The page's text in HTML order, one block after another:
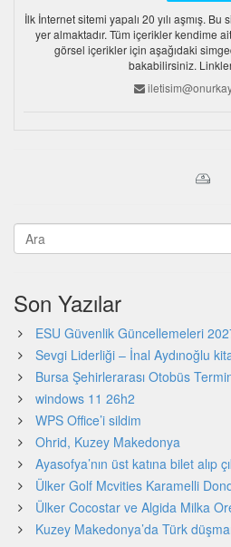
İlk İnternet sitemi yapalı 20 yılı aşmış.
yer almaktadır. Tüm içerikler kendime
görsel içerikler için aşağıdaki
bakabilirsiniz.
Son Yazılar
ESU Güvenlik Güncellemeleri
Sevgi Liderliği – İnal Aydınoğlu
Bursa Şehirlerarası Otobüs
windows 11 26h2
WPS Office’i sildim
Ohrid, Kuzey Makedonya
Ayasofya’nın üst katına bilet alıp
Ülker Golf Mcvities Karamelli
Ülker Cocostar ve Algida Milka
Kuzey Makedonya’da Türk